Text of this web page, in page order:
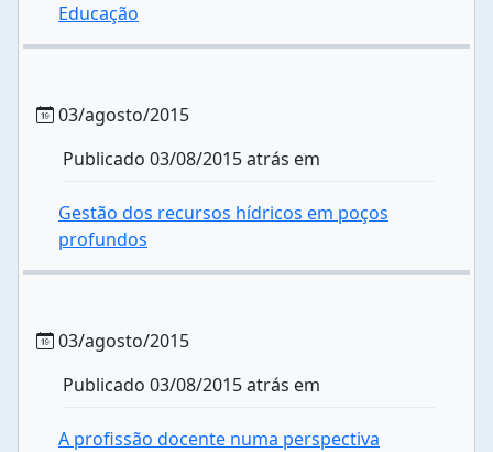
Educação
03/agosto/2015
Publicado 03/08/2015 atrás em
Gestão dos recursos hídricos em poços
profundos
03/agosto/2015
Publicado 03/08/2015 atrás em
A profissão docente numa perspectiva